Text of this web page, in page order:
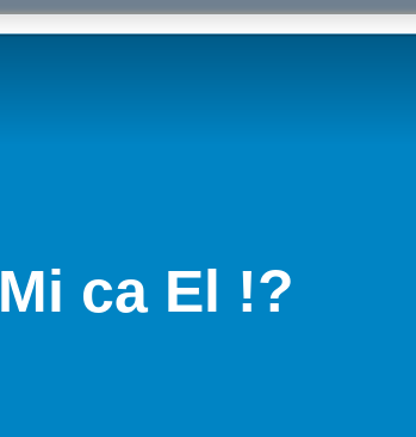
Mi ca El !?